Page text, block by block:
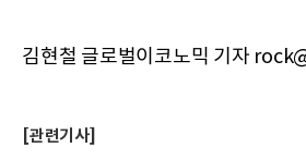
김현철 글로벌이코노믹 기자
[관련기사]